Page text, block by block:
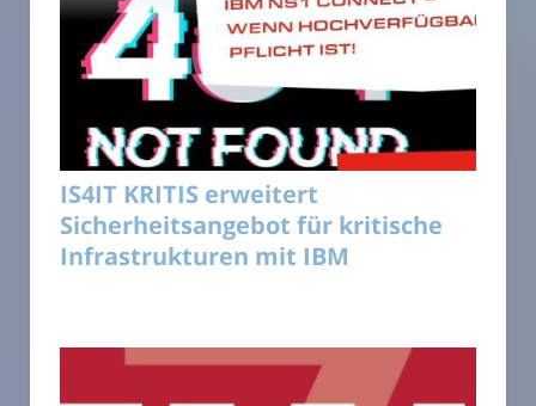
IS4IT KRITIS erweitert
Sicherheitsangebot für kritische
Infrastrukturen mit IBM